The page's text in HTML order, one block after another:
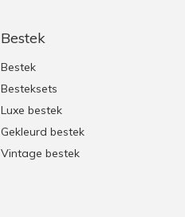
Bestek
Bestek
Besteksets
Luxe bestek
Gekleurd bestek
Vintage bestek